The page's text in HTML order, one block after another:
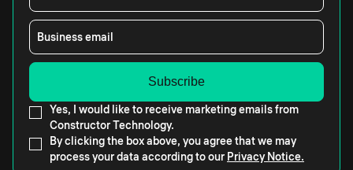
Business email
Yes, I would like to receive marketing emails from
Constructor Technology.
By clicking the box above, you agree that we may
process your data according to our Privacy Notice.